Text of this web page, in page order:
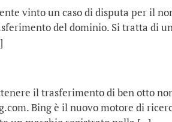
vinto un caso di disputa per il
del dominio. Si tratta di
il trasferimento di ben otto
Bing è il nuovo motore di